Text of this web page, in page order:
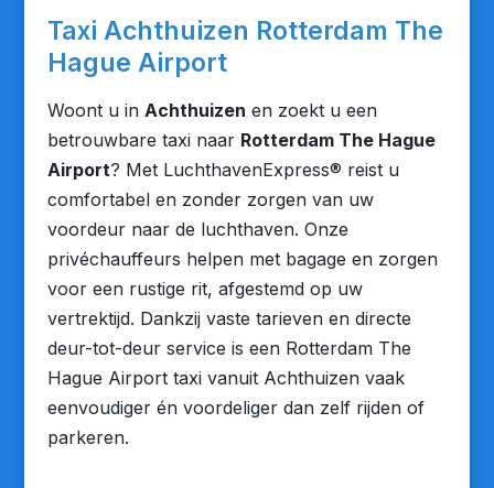
Taxi Achthuizen Rotterdam The
Hague Airport
Woont u in Achthuizen en zoekt u een
betrouwbare taxi naar Rotterdam The Hague
Airport? Met LuchthavenExpress® reist u
comfortabel en zonder zorgen van uw
voordeur naar de luchthaven. Onze
privéchauffeurs helpen met bagage en zorgen
voor een rustige rit, afgestemd op uw
vertrektijd. Dankzij vaste tarieven en directe
deur-tot-deur service is een Rotterdam The
Hague Airport taxi vanuit Achthuizen vaak
eenvoudiger én voordeliger dan zelf rijden of
parkeren.